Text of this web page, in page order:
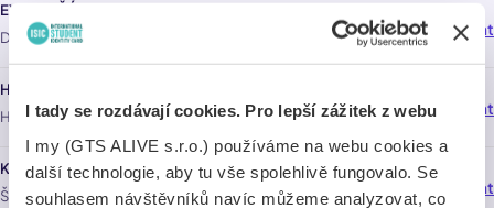
I tady se rozdávají cookies. Pro lepší zážitek z webu
I my (GTS ALIVE s.r.o.) používáme na webu cookies a
další technologie, aby tu vše spolehlivě fungovalo. Se
souhlasem návštěvníků navíc můžeme analyzovat, co
EXPRES ČÁSLAV
Dusíkova 78 , Čáslav 286 01
18,0 km Navigovat
HAVLÍČKUV BROD
Havlíčkovo náměstí 158 , Havlíčkův Brod 580 01
23,0 km Navigovat
KUTNÁ HORA
Šultysova 153 , Kutná Hora 284 01
23,0 km Navigovat